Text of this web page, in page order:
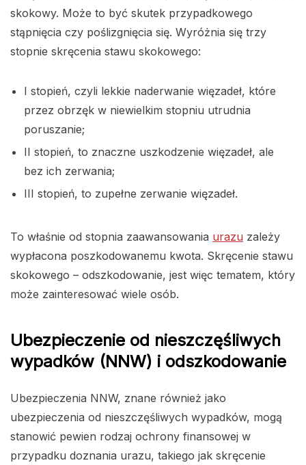
skokowy. Może to być skutek przypadkowego
stąpnięcia czy poślizgnięcia się. Wyróżnia się trzy
stopnie skręcenia stawu skokowego:
I stopień, czyli lekkie naderwanie więzadeł, które
przez obrzęk w niewielkim stopniu utrudnia
poruszanie;
II stopień, to znaczne uszkodzenie więzadeł, ale
bez ich zerwania;
III stopień, to zupełne zerwanie więzadeł.
To właśnie od stopnia zaawansowania urazu zależy
wypłacona poszkodowanemu kwota. Skręcenie stawu
skokowego – odszkodowanie, jest więc tematem, który
może zainteresować wiele osób.
Ubezpieczenie od nieszczęśliwych
wypadków (NNW) i odszkodowanie
Ubezpieczenia NNW, znane również jako
ubezpieczenia od nieszczęśliwych wypadków, mogą
stanowić pewien rodzaj ochrony finansowej w
przypadku doznania urazu, takiego jak skręcenie